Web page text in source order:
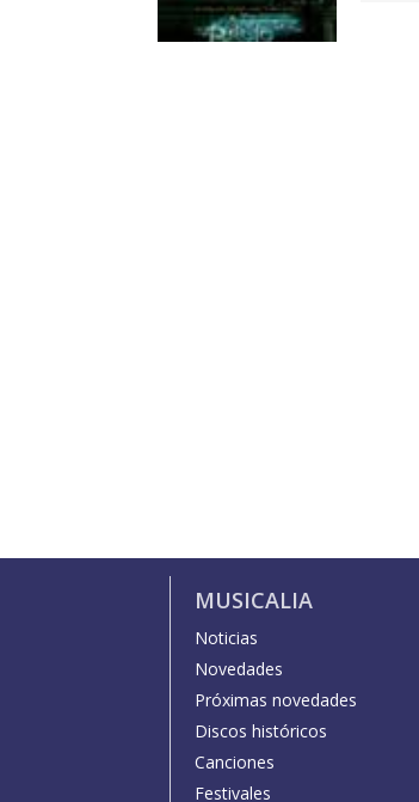
MUSICALIA
Noticias
Novedades
Próximas novedades
Discos históricos
Canciones
Festivales